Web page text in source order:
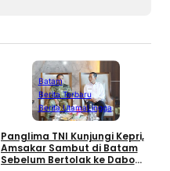
Batam
Berita Terbaru
Berita UtamaLingga
Panglima TNI Kunjungi Kepri,
Amsakar Sambut di Batam
Sebelum Bertolak ke Dabo